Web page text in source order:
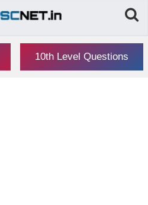
10th Level Questions